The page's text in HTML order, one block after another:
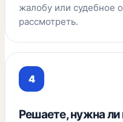
жалобу или судебное
рассмотреть.
Решаете, нужна